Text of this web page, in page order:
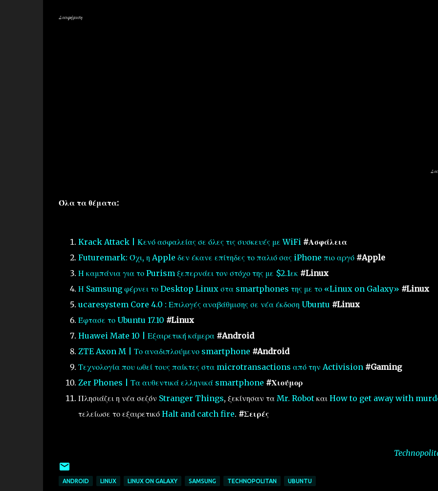
Διαφήμιση
Όλα τα θέματα:
Krack Attack | Κενό ασφαλείας σε όλες τις συσκευές με WiFi #Ασφάλεια
Futuremark: Όχι, η Apple δεν έκανε επίτηδες το παλιό σας iPhone πιο αργό #Apple
Η καμπάνια για το Purism ξεπερνάει τον στόχο της με $2.1εκ #Linux
Η Samsung φέρνει το Desktop Linux στα smartphones της με το «Linux on Galaxy» #Linux
ucaresystem Core 4.0 : Επιλογές αναβάθμισης σε νέα έκδοση Ubuntu #Linux
Έφτασε το Ubuntu 17.10 #Linux
Huawei Mate 10 | Εξαιρετική κάμερα #Android
ZTE Axon M | Το αναδιπλούμενο smartphone #Android
Τεχνολογία που ωθεί τους παίκτες στα microtransactions από την Activision #Gaming
Zer Phones | Τα αυθεντικά ελληνικά smartphone #Χιούμορ
Πλησιάζει η νέα σεζόν Stranger Things, ξεκίνησαν τα Mr. Robotκαι How to get away with
τελείωσε το εξαιρετικό Halt and catch fire. #Σειρές
ANDROID LINUX LINUX ON GALAXY SAMSUNG TECHNOPOLITAN UBUNTU